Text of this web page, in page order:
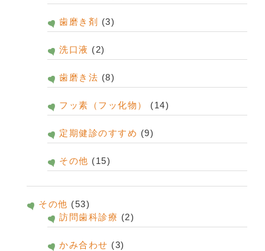
歯磨き剤 (3)
洗口液 (2)
歯磨き法 (8)
フッ素（フッ化物） (14)
定期健診のすすめ (9)
その他 (15)
その他 (53)
訪問歯科診療 (2)
かみ合わせ (3)